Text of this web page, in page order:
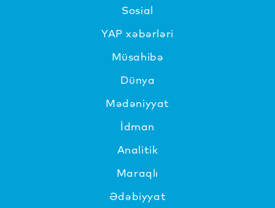
Sosial
YAP xəbərləri
Müsahibə
Dünya
Mədəniyyat
İdman
Analitik
Maraqlı
Ədəbiyyat